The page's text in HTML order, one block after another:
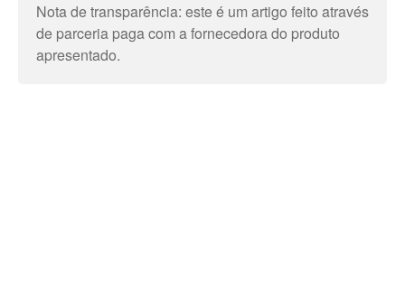
Nota de transparência: este é um artigo feito através
de parceria paga com a fornecedora do produto
apresentado.